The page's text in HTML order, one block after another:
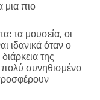
μια πιο
τα μουσεία, οι
ιδανικά όταν ο
της
πολύ συνηθισμένο